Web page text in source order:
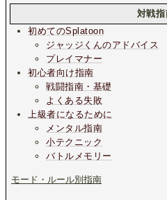
対戦指
初めてのSplatoon
ジャッジくんのアドバイス
プレイマナー
初心者向け指南
戦闘指南・基礎
よくある失敗
上級者になるために
メンタル指南
小テクニック
バトルメモリー
モード・ルール別指南